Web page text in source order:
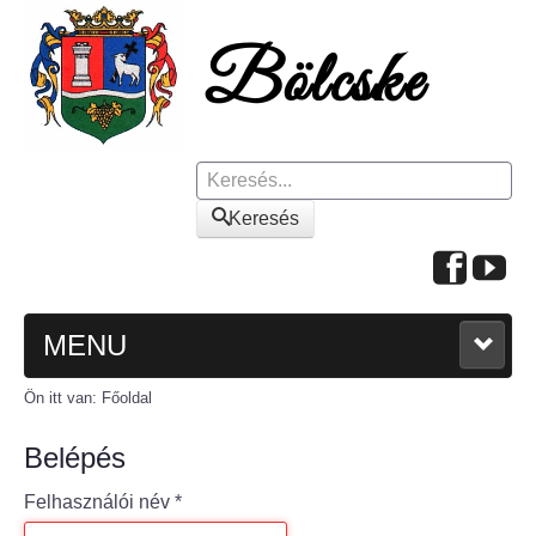
Keresés
Keresés
MENU
FŐOLDAL
A KÖZSÉGRŐL
Polgármesteri köszöntő
Ön itt van: Főoldal
Belépés
Felhasználói név *